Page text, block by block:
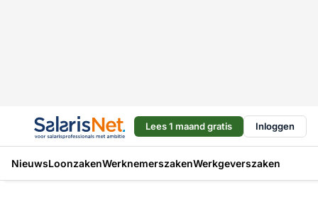
Lees 1 maand gratis Inloggen
NieuwsLoonzakenWerknemerszakenWerkgeverszaken